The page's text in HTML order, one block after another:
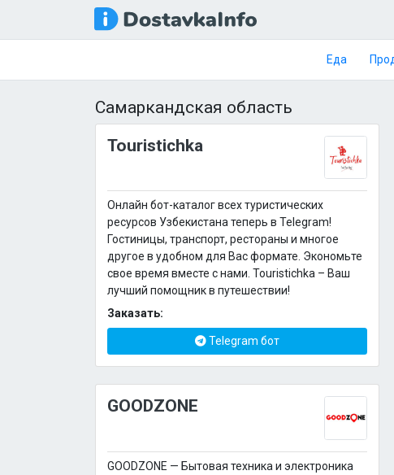
Еда
Самаркандская область
Touristichka
Онлайн бот-каталог всех туристических
ресурсов Узбекистана теперь в Telegram!
Гостиницы, транспорт, рестораны и многое
другое в удобном для Вас формате. Экономьте
свое время вместе с нами. Touristichka – Ваш
лучший помощник в путешествии!
Заказать:
Telegram бот
GOODZONE
GOODZONE — Бытовая техника и электроника